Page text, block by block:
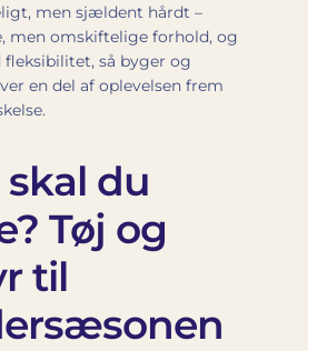
men sjældent hårdt –
men omskiftelige forhold, og
så byger og
en del af oplevelsen frem
skal du
Tøj og
til